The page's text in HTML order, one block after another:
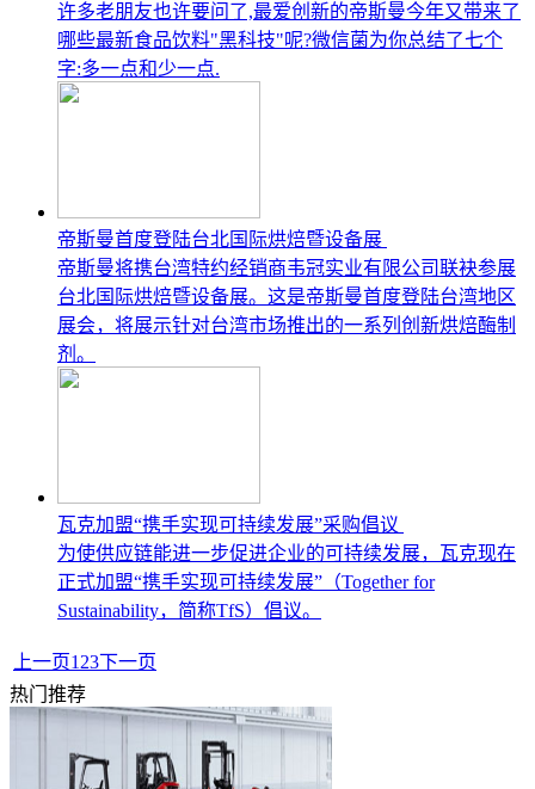
许多老朋友也许要问了,最爱创新的帝斯曼今年又带来了
哪些最新食品饮料"黑科技"呢?微信菌为你总结了七个
字:多一点和少一点.
帝斯曼首度登陆台北国际烘焙暨设备展
帝斯曼将携台湾特约经销商韦冠实业有限公司联袂参展
台北国际烘焙暨设备展。这是帝斯曼首度登陆台湾地区
展会，将展示针对台湾市场推出的一系列创新烘焙酶制
剂。
瓦克加盟“携手实现可持续发展”采购倡议
为使供应链能进一步促进企业的可持续发展，瓦克现在
正式加盟“携手实现可持续发展”（Together for
Sustainability，简称TfS）倡议。
上一页1 23下一页
热门推荐